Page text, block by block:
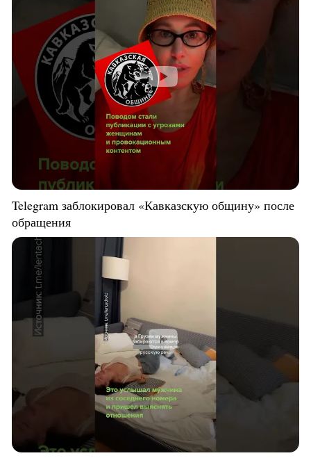
Telegram заблокировал «Кавказскую общину» после
обращения